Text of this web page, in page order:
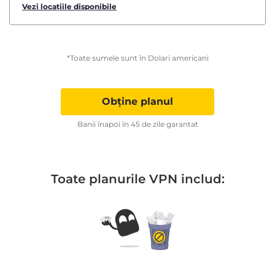
Vezi locațiile disponibile
*Toate sumele sunt în Dolari americani
Obține planul
Banii înapoi în 45 de zile garantat
Toate planurile VPN includ: